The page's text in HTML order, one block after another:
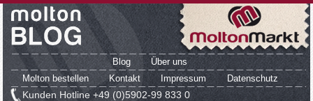
Kunden Hotline+49 (0)5902-99 833 0
Blog
Über uns
Molton bestellen
Kontakt Impressum Datenschutz